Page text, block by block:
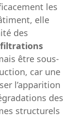
les
elle
des
être sous-
car une
l’apparition
des
structurels